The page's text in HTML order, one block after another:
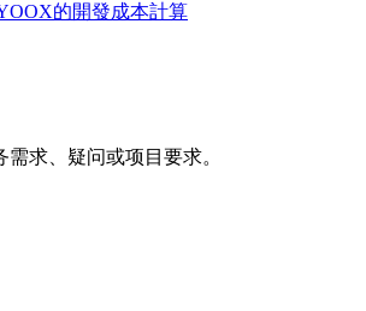
的開發成本計算
求、疑问或项目要求。